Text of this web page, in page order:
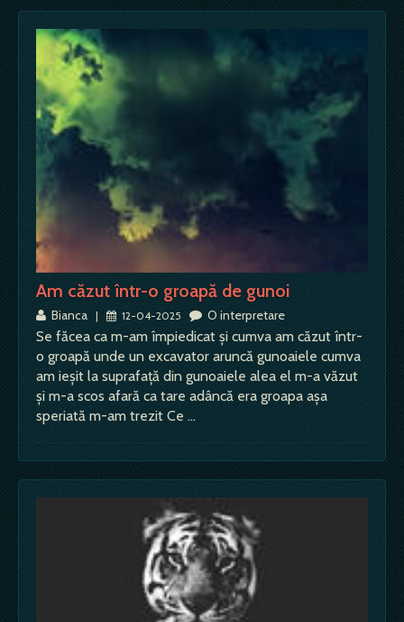
Am căzut într-o groapă de gunoi
Bianca | 12-04-2025 O interpretare
Se făcea ca m-am împiedicat și cumva am căzut într-
o groapă unde un excavator aruncă gunoaiele cumva
am ieșit la suprafață din gunoaiele alea el m-a văzut
și m-a scos afară ca tare adâncă era groapa așa
speriată m-am trezit Ce …